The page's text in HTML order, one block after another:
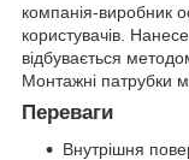
компанія-виробник
користувачів.
відбувається
Монтажні патрубки
Переваги
Внутрішня